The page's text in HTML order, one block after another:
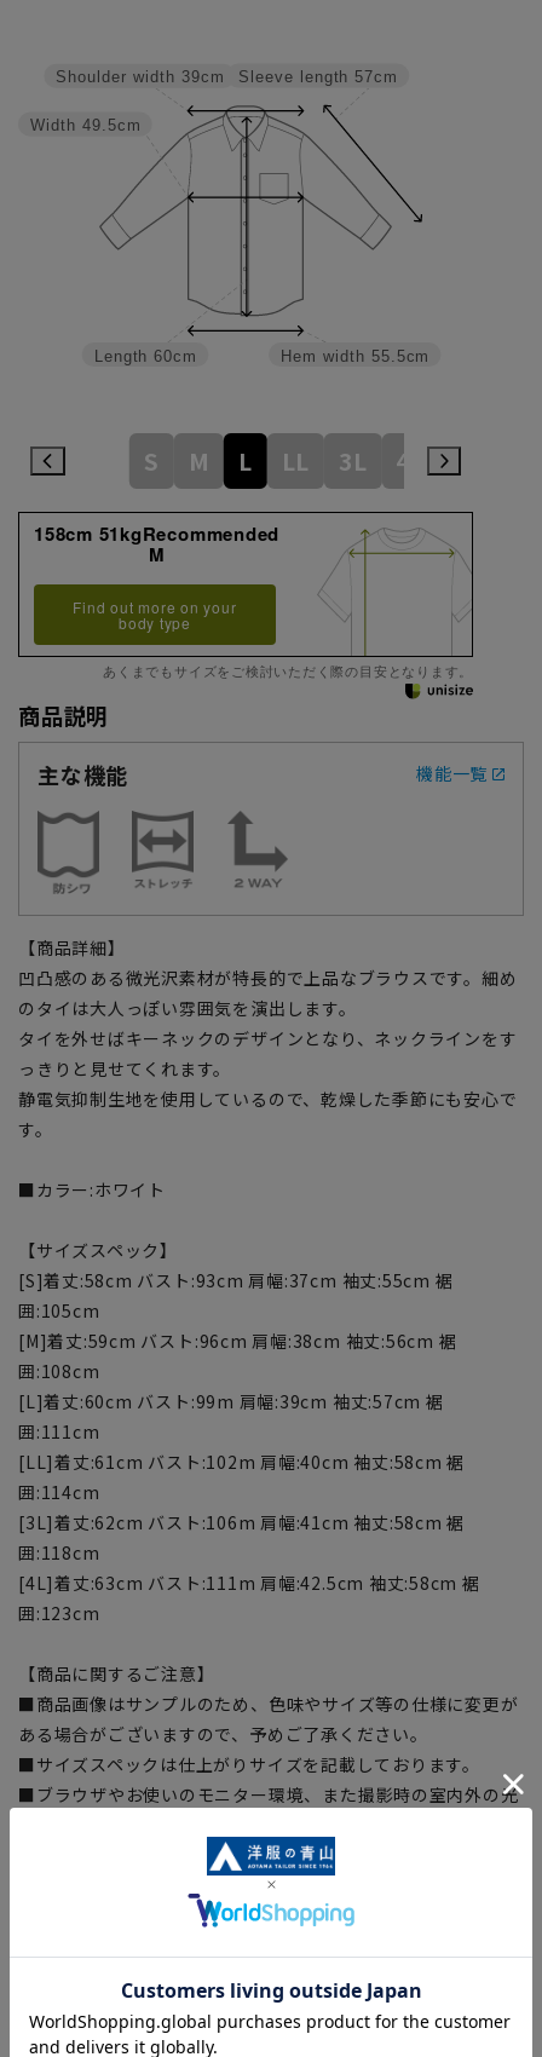
Hem width 55.5cm
Sleeve length 57cm
Length 60cm
Width 49.5cm
Shoulder width 39cm
S M L LL 3L 4L
158cm 51kgRecommended
M
Find out more on your
body type
あくまでもサイズをご検討いただく際の目安となります。
商品説明
主な機能
機能一覧
【商品詳細】
凹凸感のある微光沢素材が特長的で上品なブラウスです。細め
のタイは大人っぽい雰囲気を演出します。
タイを外せばキーネックのデザインとなり、ネックラインをす
っきりと見せてくれます。
静電気抑制生地を使用しているので、乾燥した季節にも安心で
す。
■カラー:ホワイト
【サイズスペック】
[S]着丈:58cm バスト:93cm 肩幅:37cm 袖丈:55cm 裾
囲:105cm
[M]着丈:59cm バスト:96cm 肩幅:38cm 袖丈:56cm 裾
囲:108cm
[L]着丈:60cm バスト:99m 肩幅:39cm 袖丈:57cm 裾
囲:111cm
[LL]着丈:61cm バスト:102m 肩幅:40cm 袖丈:58cm 裾
囲:114cm
[3L]着丈:62cm バスト:106m 肩幅:41cm 袖丈:58cm 裾
囲:118cm
[4L]着丈:63cm バスト:111m 肩幅:42.5cm 袖丈:58cm 裾
囲:123cm
【商品に関するご注意】
■商品画像はサンプルのため、色味やサイズ等の仕様に変更が
ある場合がございますので、予めご了承ください。
■サイズスペックは仕上がりサイズを記載しております。
■ブラウザやお使いのモニター環境、また撮影時の室内外の光
■生地や仕様・デザインにより、着用感や実際のサイズ表に若
干の誤差が生じる場合がございます。予めご了承ください。
を完了できない場合がございます。予めご了承ください。
■お急ぎ発送のご注文につきましても、ご注文のタイミングに